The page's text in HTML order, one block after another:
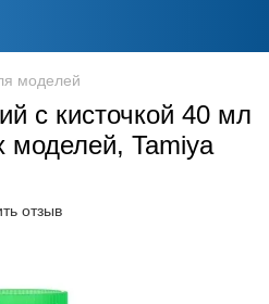
моделей
с кисточкой 40 мл
моделей, Tamiya
отзыв